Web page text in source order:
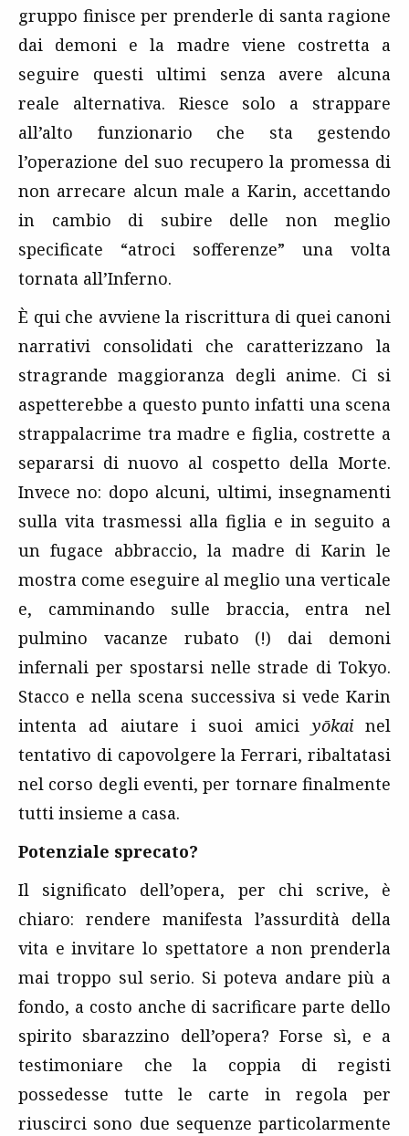
gruppo finisce per prenderle di santa ragione
dai demoni e la madre viene costretta a
seguire questi ultimi senza avere alcuna
reale alternativa. Riesce solo a strappare
all’alto funzionario che sta gestendo
l’operazione del suo recupero la promessa di
non arrecare alcun male a Karin, accettando
in cambio di subire delle non meglio
specificate “atroci sofferenze” una volta
tornata all’Inferno.
È qui che avviene la riscrittura di quei canoni
narrativi consolidati che caratterizzano la
stragrande maggioranza degli anime. Ci si
aspetterebbe a questo punto infatti una scena
strappalacrime tra madre e figlia, costrette a
separarsi di nuovo al cospetto della Morte.
Invece no: dopo alcuni, ultimi, insegnamenti
sulla vita trasmessi alla figlia e in seguito a
un fugace abbraccio, la madre di Karin le
mostra come eseguire al meglio una verticale
e, camminando sulle braccia, entra nel
pulmino vacanze rubato (!) dai demoni
infernali per spostarsi nelle strade di Tokyo.
Stacco e nella scena successiva si vede Karin
intenta ad aiutare i suoi amici yōkainel
tentativo di capovolgere la Ferrari, ribaltatasi
nel corso degli eventi, per tornare finalmente
tutti insieme a casa.
Potenziale sprecato?
Il significato dell’opera, per chi scrive, è
chiaro: rendere manifesta l’assurdità della
vita e invitare lo spettatore a non prenderla
mai troppo sul serio. Si poteva andare più a
fondo, a costo anche di sacrificare parte dello
spirito sbarazzino dell’opera? Forse sì, e a
testimoniare che la coppia di registi
possedesse tutte le carte in regola per
riuscirci sono due sequenze particolarmente